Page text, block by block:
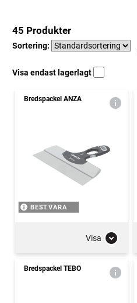
45 Produkter
Sortering:
Visa endast lagerlagt
Bredspackel ANZA
BEST.VARA
Visa
Bredspackel TEBO